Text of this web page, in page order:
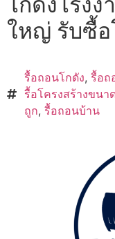
ใหญ่ รับซื้อ
รื้อถอนโกดัง, รื้อถ
รื้อโครงสร้างขนา
ถูก, รื้อถอนบ้าน